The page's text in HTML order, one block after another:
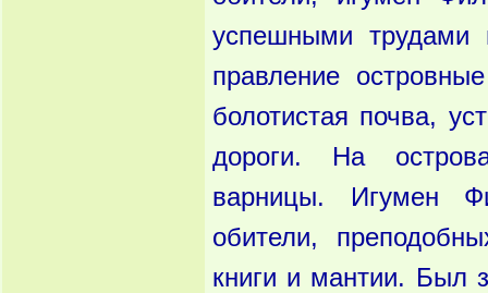
успешными трудами
правление
болотистая почва,
дороги. На
варницы. Игумен
обители,
книги и мантии. Был